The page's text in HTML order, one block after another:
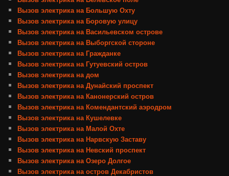
Вызов электрика на Большую Охту
Вызов электрика на Боровую улицу
Вызов электрика на Васильевском острове
Вызов электрика на Выборгской стороне
Вызов электрика на Гражданке
Вызов электрика на Гутуевский остров
Вызов электрика на дом
Вызов электрика на Дунайский проспект
Вызов электрика на Канонерский остров
Вызов электрика на Комендантский аэродром
Вызов электрика на Кушелевке
Вызов электрика на Малой Охте
Вызов электрика на Нарвскую Заставу
Вызов электрика на Невский проспект
Вызов электрика на Озеро Долгое
Вызов электрика на остров Декабристов